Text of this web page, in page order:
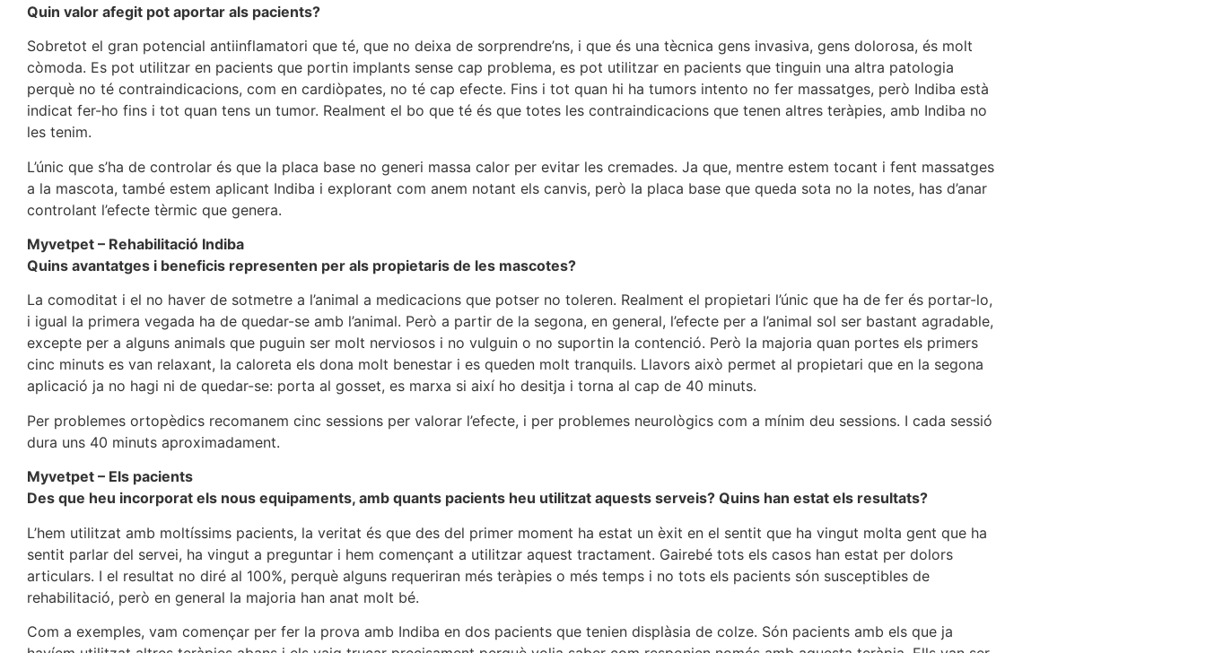
Quin valor afegit pot aportar als pacients?
Sobretot el gran potencial antiinflamatori que té, que no deixa de sorprendre’ns, i que és una tècnica gens invasiva, gens dolorosa, és molt
còmoda. Es pot utilitzar en pacients que portin implants sense cap problema, es pot utilitzar en pacients que tinguin una altra patologia
perquè no té contraindicacions, com en cardiòpates, no té cap efecte. Fins i tot quan hi ha tumors intento no fer massatges, però Indiba està
indicat fer-ho fins i tot quan tens un tumor. Realment el bo que té és que totes les contraindicacions que tenen altres teràpies, amb Indiba no
les tenim.
L’únic que s’ha de controlar és que la placa base no generi massa calor per evitar les cremades. Ja que, mentre estem tocant i fent massatges
a la mascota, també estem aplicant Indiba i explorant com anem notant els canvis, però la placa base que queda sota no la notes, has d’anar
controlant l’efecte tèrmic que genera.
Myvetpet – Rehabilitació Indiba
Quins avantatges i beneficis representen per als propietaris de les mascotes?
La comoditat i el no haver de sotmetre a l’animal a medicacions que potser no toleren. Realment el propietari l’únic que ha de fer és portar-lo,
i igual la primera vegada ha de quedar-se amb l’animal. Però a partir de la segona, en general, l’efecte per a l’animal sol ser bastant agradable,
excepte per a alguns animals que puguin ser molt nerviosos i no vulguin o no suportin la contenció. Però la majoria quan portes els primers
cinc minuts es van relaxant, la caloreta els dona molt benestar i es queden molt tranquils. Llavors això permet al propietari que en la segona
aplicació ja no hagi ni de quedar-se: porta al gosset, es marxa si així ho desitja i torna al cap de 40 minuts.
Per problemes ortopèdics recomanem cinc sessions per valorar l’efecte, i per problemes neurològics com a mínim deu sessions. I cada sessió
dura uns 40 minuts aproximadament.
Myvetpet – Els pacients
Des que heu incorporat els nous equipaments, amb quants pacients heu utilitzat aquests serveis? Quins han estat els resultats?
L’hem utilitzat amb moltíssims pacients, la veritat és que des del primer moment ha estat un èxit en el sentit que ha vingut molta gent que ha
sentit parlar del servei, ha vingut a preguntar i hem començant a utilitzar aquest tractament. Gairebé tots els casos han estat per dolors
articulars. I el resultat no diré al 100%, perquè alguns requeriran més teràpies o més temps i no tots els pacients són susceptibles de
rehabilitació, però en general la majoria han anat molt bé.
Com a exemples, vam començar per fer la prova amb Indiba en dos pacients que tenien displàsia de colze. Són pacients amb els que ja